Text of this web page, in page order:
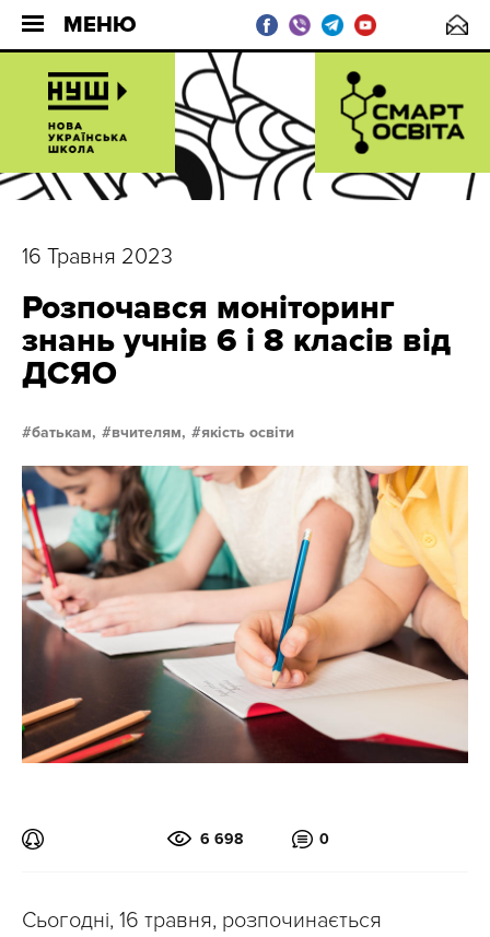
МЕНЮ
16 Травня 2023
Розпочався моніторинг
знань учнів 6 і 8 класів від
ДСЯО
батькам, вчителям, якість освіти
6 698 0
Сьогодні, 16 травня, розпочинається